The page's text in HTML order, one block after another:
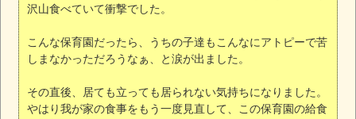
沢山食べていて衝撃でした。
こんな保育園だったら、うちの子達もこんなにアトピーで苦
しまなかっただろうなぁ、と涙が出ました。
その直後、居ても立っても居られない気持ちになりました。
やはり我が家の食事をもう一度見直して、この保育園の給食